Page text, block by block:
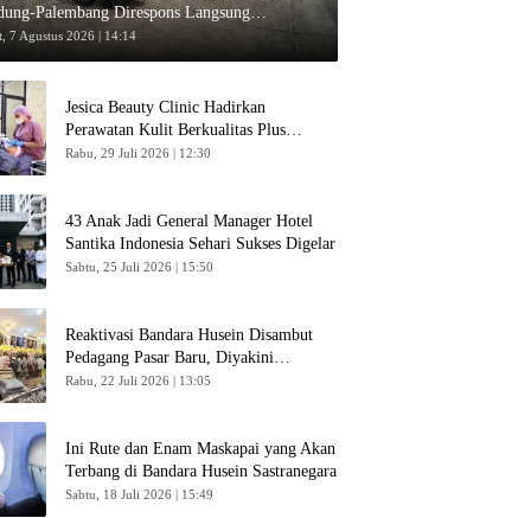
Palembang Direspons Langsung
7 Agustus 2026 | 14:14
Jesica Beauty Clinic Hadirkan
Perawatan Kulit Berkualitas Plus
Konsultasi Gratis
Rabu, 29 Juli 2026 | 12:30
43 Anak Jadi General Manager Hotel
Santika Indonesia Sehari Sukses Digelar
Sabtu, 25 Juli 2026 | 15:50
Reaktivasi Bandara Husein Disambut
Pedagang Pasar Baru, Diyakini
Bangkitkan Kembali Ekonomi Bandung
Rabu, 22 Juli 2026 | 13:05
Ini Rute dan Enam Maskapai yang Akan
Terbang di Bandara Husein Sastranegara
Sabtu, 18 Juli 2026 | 15:49